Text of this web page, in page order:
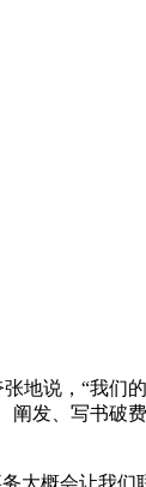
地说，“我们
阐发、写书破
概会让我们